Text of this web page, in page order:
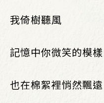
我倚樹聽風
記憶中你微笑的模樣
也在棉絮裡悄然飄遠